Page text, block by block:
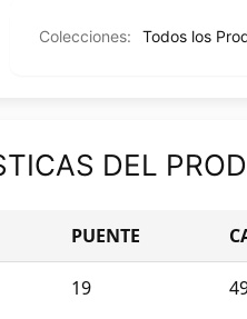
Colecciones: Todos los
DEL
PUENTE
19